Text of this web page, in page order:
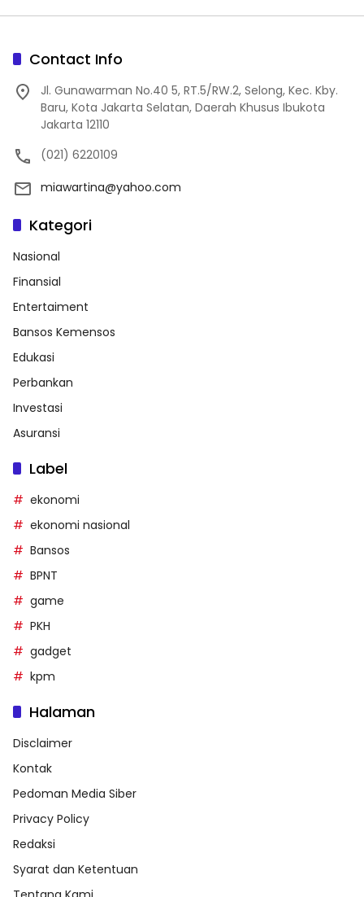
Contact Info
Jl. Gunawarman No.40 5, RT.5/RW.2, Selong, Kec. Kby.
Baru, Kota Jakarta Selatan, Daerah Khusus Ibukota
Jakarta 12110
(021) 6220109
miawartina@yahoo.com
Kategori
Nasional
Finansial
Entertaiment
Bansos Kemensos
Edukasi
Perbankan
Investasi
Asuransi
Label
ekonomi
ekonomi nasional
Bansos
BPNT
game
PKH
gadget
kpm
Halaman
Disclaimer
Kontak
Pedoman Media Siber
Privacy Policy
Redaksi
Syarat dan Ketentuan